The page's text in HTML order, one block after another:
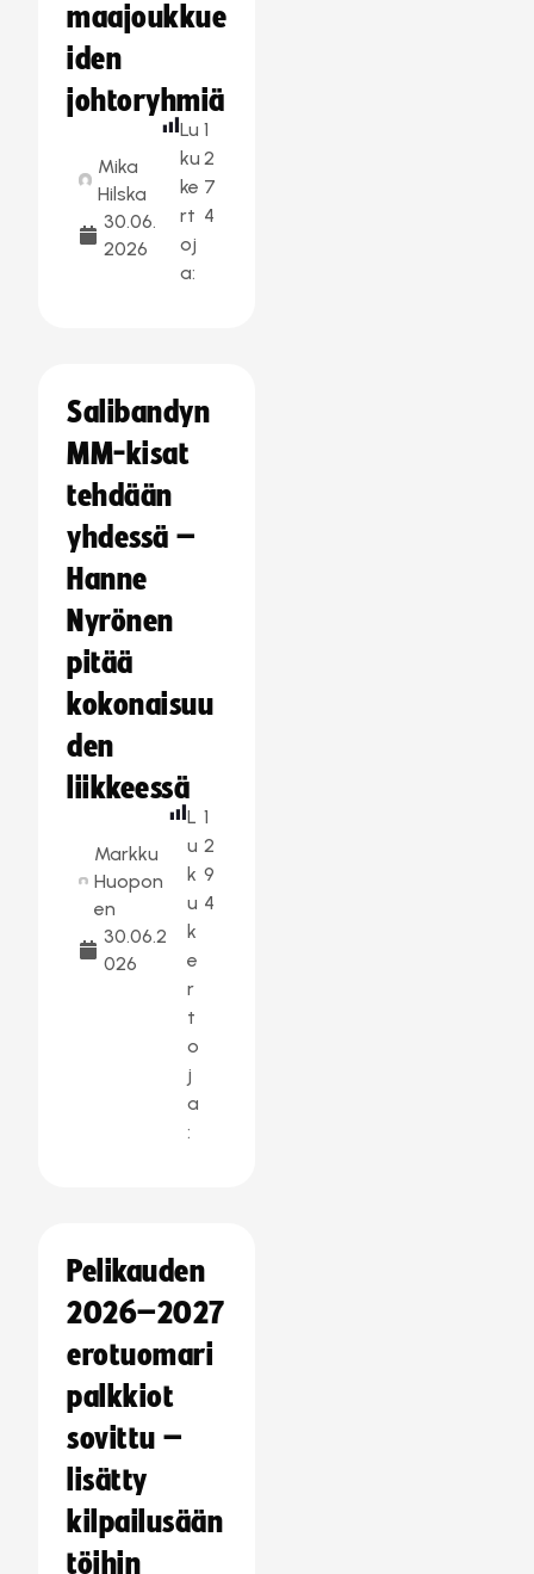
maajoukkue
iden
johtoryhmiä
Mika
Hilska
30.06.
2026
Lu
ku
ke
rt
oj
a:
1
2
7
4
Salibandyn
MM-kisat
tehdään
yhdessä –
Hanne
Nyrönen
pitää
kokonaisuu
den
liikkeessä
Markku
Huopon
en
30.06.2
026
L
u
k
u
k
e
r
t
o
j
a
:
1
2
9
4
Pelikauden
2026–2027
erotuomari
palkkiot
sovittu –
lisätty
kilpailusään
töihin